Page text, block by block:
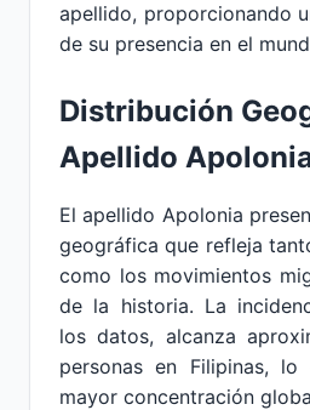
apellido, proporcionando
de su presencia en el
Distribución
Apellido
El apellido Apolonia
geográfica que refleja
como los movimientos
de la historia. La
los datos, alcanza
personas en Filipinas, lo
mayor concentración